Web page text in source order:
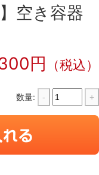
空き容器
円
（税込）
数量: - +